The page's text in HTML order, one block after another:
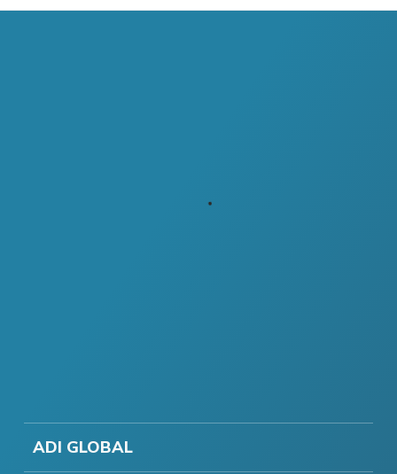
ADI GLOBAL